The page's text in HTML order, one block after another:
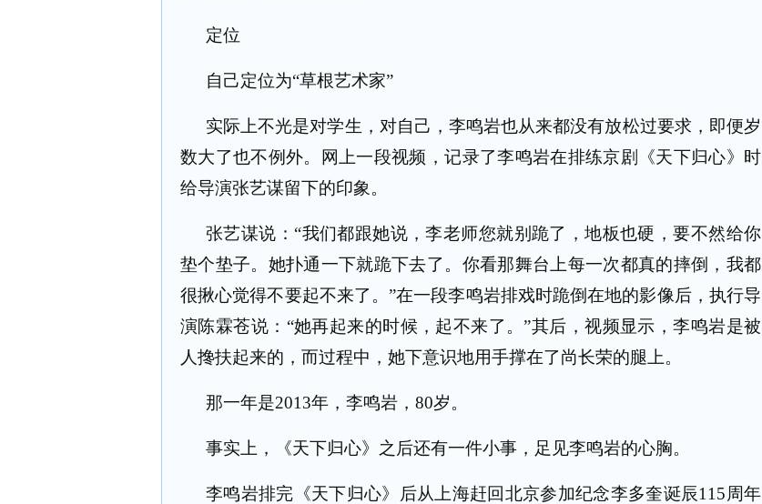
定位
自己定位为“草根艺术家”
实际上不光是对学生，对自己，李鸣岩也从来都没有放松过要求，即便岁
数大了也不例外。网上一段视频，记录了李鸣岩在排练京剧《天下归心》时
给导演张艺谋留下的印象。
张艺谋说：“我们都跟她说，李老师您就别跪了，地板也硬，要不然给你
垫个垫子。她扑通一下就跪下去了。你看那舞台上每一次都真的摔倒，我都
很揪心觉得不要起不来了。”在一段李鸣岩排戏时跪倒在地的影像后，执行导
演陈霖苍说：“她再起来的时候，起不来了。”其后，视频显示，李鸣岩是被
人搀扶起来的，而过程中，她下意识地用手撑在了尚长荣的腿上。
那一年是2013年，李鸣岩， 80岁。
事实上，《天下归心》之后还有一件小事，足见李鸣岩的心胸。
李鸣岩排完《天下归心》后从上海赶回北京参加纪念李多奎诞辰115周年